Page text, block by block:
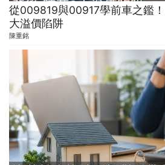
從009819與00917學前車之鑑
大溢價陷阱
陳重銘